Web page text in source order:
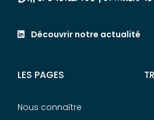
Découvrir notre actualité
LES PAGES
Nous connaître